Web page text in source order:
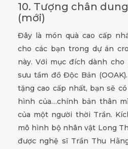
10. Tượng chân
(mới)
Đây là món quà cao cấp
cho các bạn trong dự án
này. Với mục đích dành
sưu tầm đồ Độc Bản
tặng cao cấp nhất, bạn sẽ
hình của…chính bản thân
của một người thời Trần.
mô hình bộ nhân vật Long
được nghệ sĩ Trần Thu